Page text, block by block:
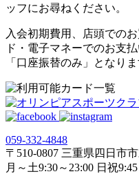
ッフにお尋ねください。
入会初期費用、店頭での
ド・電子マネーでのお支
「口座振替のみ」となりま
059‐332‐4848
〒510-0807 三重県四日市
月～土9:30～23:00 日祝